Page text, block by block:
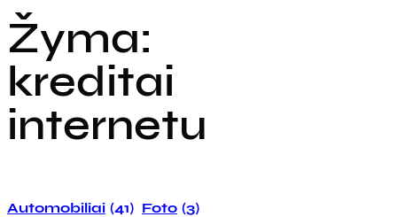
Žyma:
kreditai
internetu
Automobiliai (41) Foto (3)